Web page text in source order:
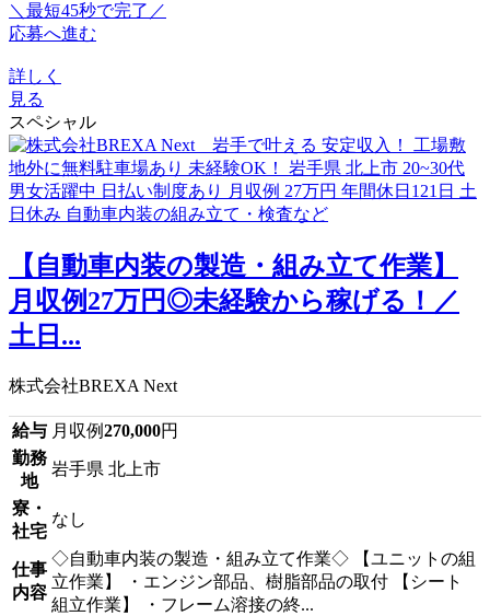
＼最短45秒で完了／
応募へ進む
詳しく
見る
スペシャル
【自動車内装の製造・組み立て作業】
月収例27万円◎未経験から稼げる！／
土日...
株式会社BREXA Next
給与 月収例270,000円
勤務
地
岩手県 北上市
寮・
社宅
なし
仕事
内容
◇自動車内装の製造・組み立て作業◇ 【ユニットの組
立作業】 ・エンジン部品、樹脂部品の取付 【シート
組立作業】 ・フレーム溶接の終...